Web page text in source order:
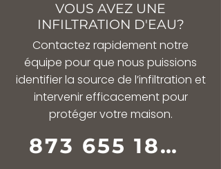
VOUS AVEZ UNE
INFILTRATION D'EAU?
Contactez rapidement notre
équipe pour que nous puissions
identifier la source de l’infiltration et
intervenir efficacement pour
protéger votre maison.
873 655 1833